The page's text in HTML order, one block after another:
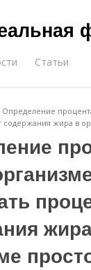
Статьи
Определение
содержания жира в